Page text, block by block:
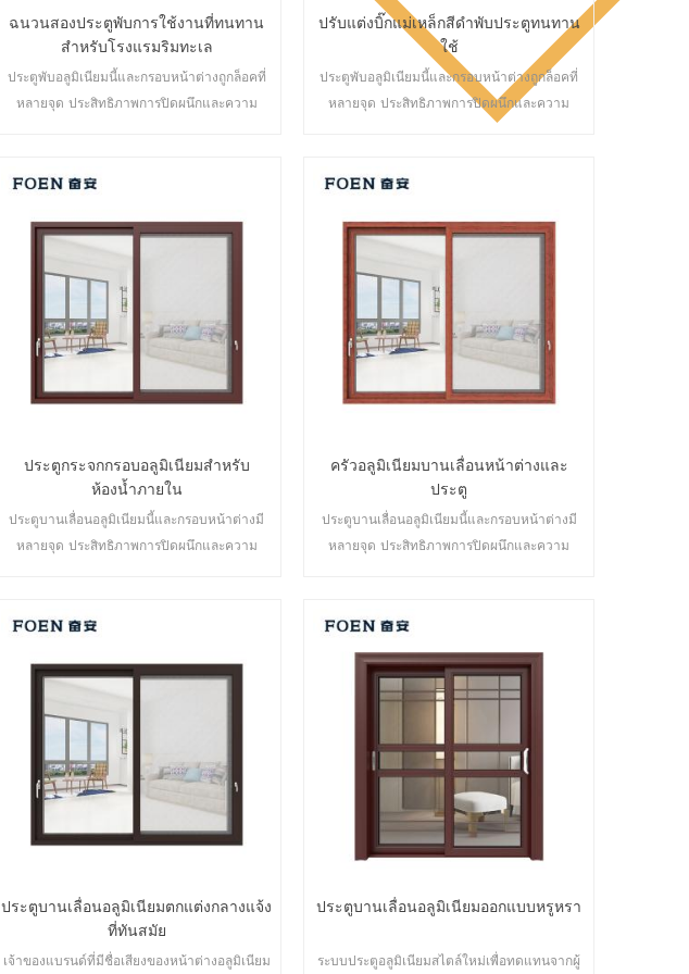
ฉนวนสองประตูพับการใช้งานที่ทนทาน
สำหรับโรงแรมริมทะเล
ประตูพับอลูมิเนียมนี้และกรอบหน้าต่างถูกล็อคที่
หลายจุด ประสิทธิภาพการปิดผนึกและความ
สถาปัตยกรรมที่แตกต่างกัน
ปรับแต่งบิ๊กแม่เหล็กสีดำพับประตูทนทาน
ใช้
ประตูพับอลูมิเนียมนี้และกรอบหน้าต่างถูกล็อคที่
หลายจุด ประสิทธิภาพการปิดผนึกและความ
สถาปัตยกรรมที่แตกต่างกัน
ประตูกระจกกรอบอลูมิเนียมสำหรับ
ห้องน้ำภายใน
ประตูบานเลื่อนอลูมิเนียมนี้และกรอบหน้าต่างมี
หลายจุด ประสิทธิภาพการปิดผนึกและความ
สถาปัตยกรรมที่แตกต่างกัน
ครัวอลูมิเนียมบานเลื่อนหน้าต่างและ
ประตู
ประตูบานเลื่อนอลูมิเนียมนี้และกรอบหน้าต่างมี
หลายจุด ประสิทธิภาพการปิดผนึกและความ
สถาปัตยกรรมที่แตกต่างกัน
ประตูบานเลื่อนอลูมิเนียมตกแต่งกลางแจ้ง
ที่ทันสมัย
เจ้าของแบรนด์ที่มีชื่อเสียงของหน้าต่างอลูมิเนียม
ประตูบานเลื่อนอลูมิเนียมออกแบบหรูหรา
ระบบประตูอลูมิเนียมสไตล์ใหม่เพื่อทดแทนจากผู้